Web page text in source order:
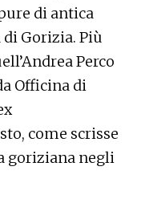
di antica
Gorizia. Più
Perco
Officina di
come scrisse
goriziana negli